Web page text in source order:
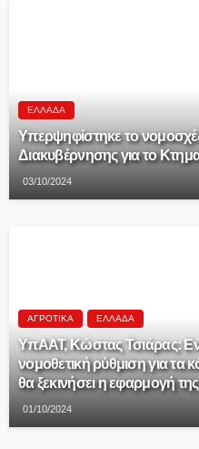
ΕΛΛΆΔΑ
Υπερψηφίστηκε το
Διακυβέρνησης για το
03/10/2024
ΑΓΡΟΤΙΚΆ ΕΛΛΆΔΑ
ΥπΑΑΤ, Κώστας Τσιάρας:
νομοθετική ρύθμιση για τα
θα ξεκινήσει η εφαρμογή της
01/10/2024